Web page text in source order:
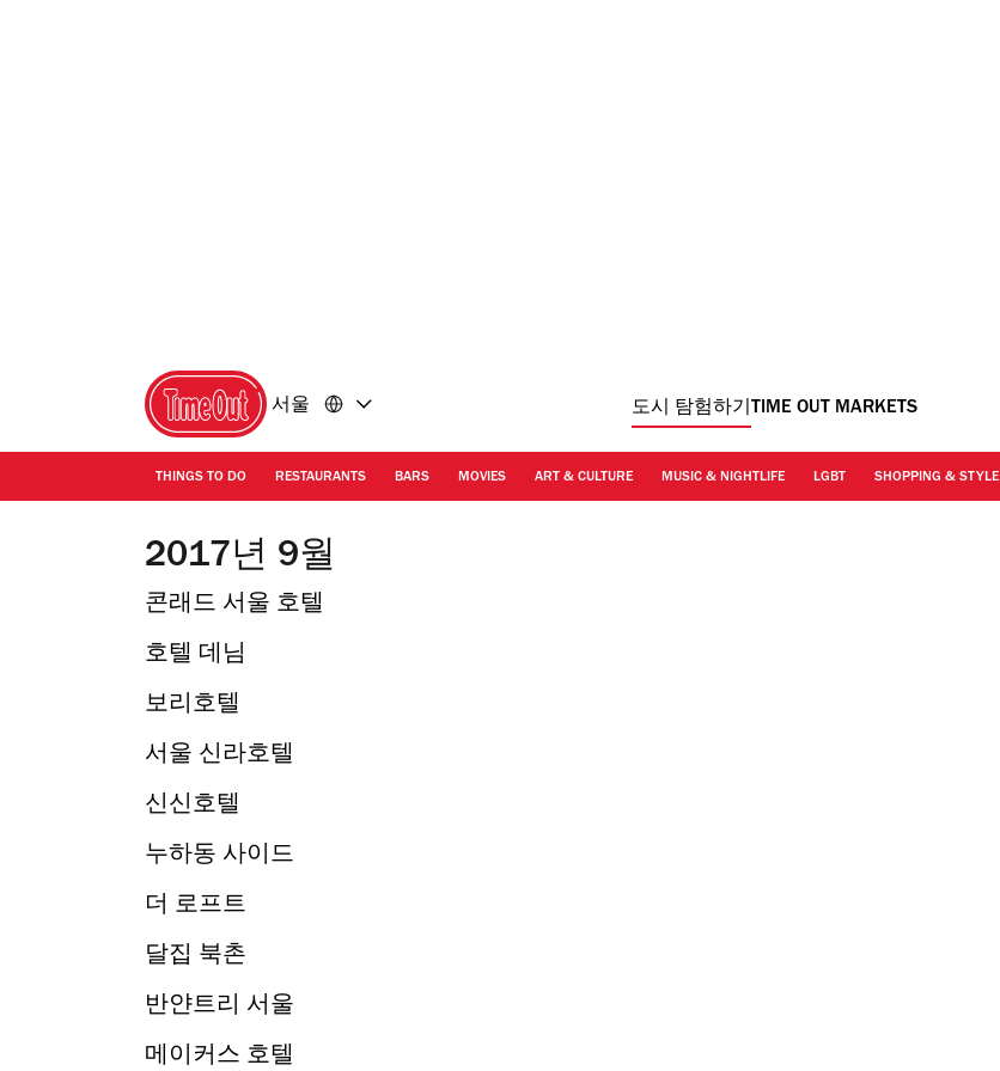
서울 도시 탐험하기 TIME OUT MARKETS
THINGS TO DO RESTAURANTS BARS MOVIES ART & CULTURE MUSIC & NIGHTLIFE LGBT SHOPPING & STYLE
2017년 9월
콘래드 서울 호텔
호텔 데님
보리호텔
서울 신라호텔
신신호텔
누하동 사이드
더 로프트
달집 북촌
반얀트리 서울
메이커스 호텔